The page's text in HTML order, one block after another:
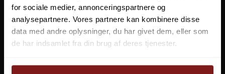
for sociale medier, annonceringspartnere og
analysepartnere. Vores partnere kan kombinere disse
data med andre oplysninger, du har givet dem, eller som
de har indsamlet fra din brug af deres tjenester.
499,00 DKK Vis produkt
STETSON
SUFIX